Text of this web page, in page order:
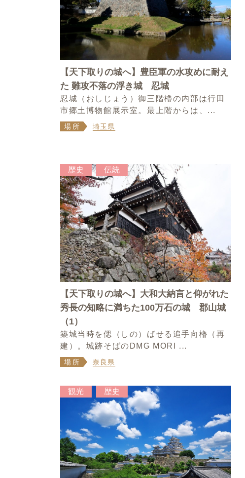
【天下取りの城へ】豊臣軍の水攻めに耐え
た 難攻不落の浮き城 忍城
忍城（おしじょう）御三階櫓の内部は行田
市郷土博物館展示室。最上階からは、...
場所 埼玉県
歴史 伝統
【天下取りの城へ】大和大納言と仰がれた
秀長の知略に満ちた100万石の城 郡山城
（1）
築城当時を偲（しの）ばせる追手向櫓（再
建）。城跡そばのDMG MORI ...
場所 奈良県
観光 歴史